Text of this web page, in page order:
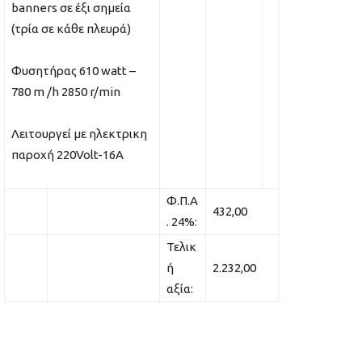
banners σε έξι σημεία
(τρία σε κάθε πλευρά)
Φυσητήρας 610 watt –
780 m /h 2850 r/min
Λειτουργεί με ηλεκτρικη
παροχή 220Volt-16A
Φ.Π.Α
. 24%:
432,00
Τελικ
ή
αξία:
2.232,00